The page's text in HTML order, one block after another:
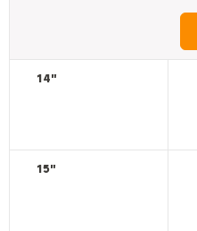
14"
15"